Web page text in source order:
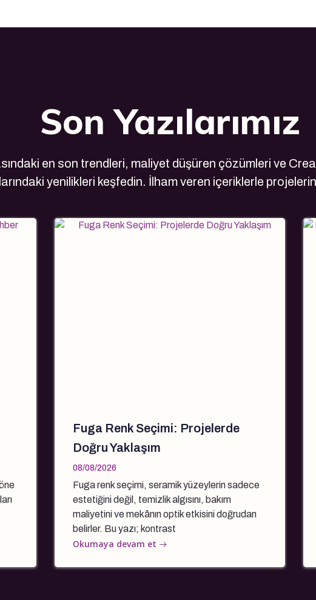
Son Yazılarımız
en son trendleri, maliyet düşüren çözümleri ve
yenilikleri keşfedin. İlham veren içeriklerle
Fuga Renk Seçimi: Projelerde
Doğru Yaklaşım
08/08/2026
Fuga renk seçimi, seramik yüzeylerin sadece
estetiğini değil, temizlik algısını, bakım
maliyetini ve mekânın optik etkisini doğrudan
belirler. Bu yazı; kontrast
Okumaya devam et